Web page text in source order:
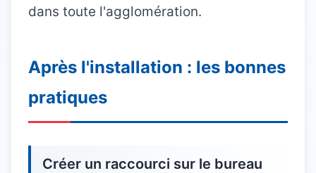
dans toute l'agglomération.
Après l'installation : les bonnes
pratiques
Créer un raccourci sur le bureau